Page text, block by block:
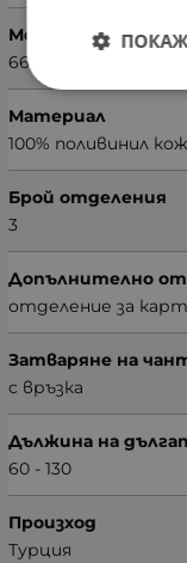
Модел чанта
668BHP0105
Материал
100% поливинил
Брой отделения
3
Допълнително
отделение за
Затваряне на
с връзка
Дължина на
60 - 130
Произход
Турция